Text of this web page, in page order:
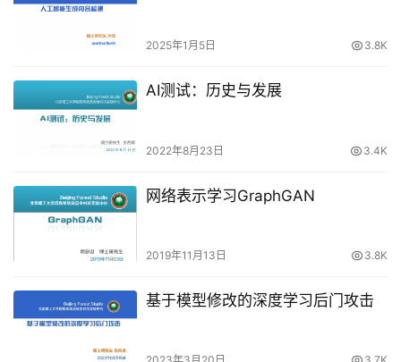
2025年1月5日 3.8K
AI测试：历史与发展
2022年8月23日 3.4K
网络表示学习GraphGAN
2019年11月13日 3.8K
基于模型修改的深度学习后门攻击